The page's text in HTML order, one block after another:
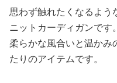
思わず触れたくなるよう
ニットカーディガンです。
柔らかな風合いと温かみ
たりのアイテムです。